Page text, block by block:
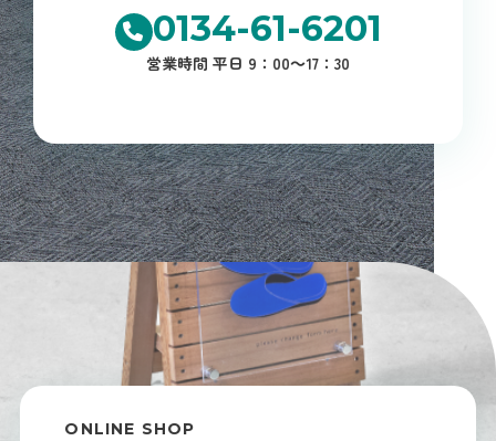
0134-61-6201
営業時間 平日 9：00～17：30
ONLINE SHOP